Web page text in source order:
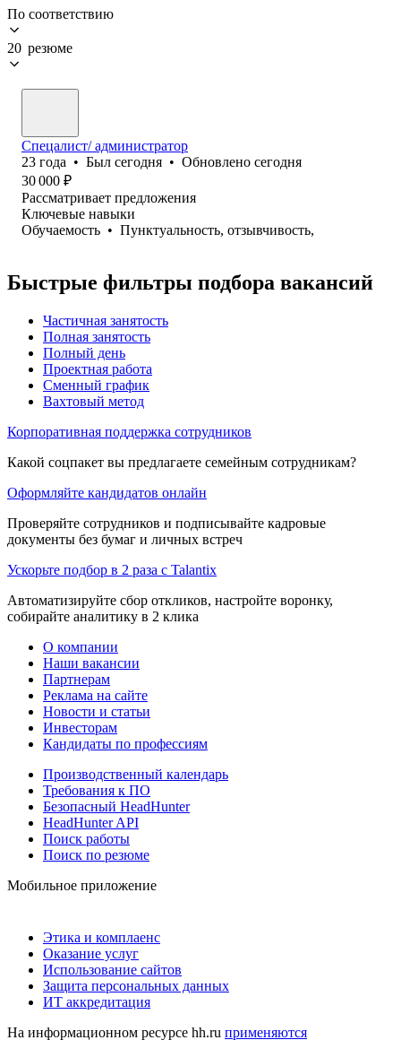
По соответствию
20 резюме
Спецалист/ администратор
23 года • Был сегодня • Обновлено сегодня
30 000 ₽
Рассматривает предложения
Ключевые навыки
Обучаемость • Пунктуальность, отзывчивость,
Быстрые фильтры подбора вакансий
Частичная занятость
Полная занятость
Полный день
Проектная работа
Сменный график
Вахтовый метод
Корпоративная поддержка сотрудников
Какой соцпакет вы предлагаете семейным сотрудникам?
Оформляйте кандидатов онлайн
Проверяйте сотрудников и подписывайте кадровые
документы без бумаг и личных встреч
Ускорьте подбор в 2 раза с Talantix
Автоматизируйте сбор откликов, настройте воронку,
собирайте аналитику в 2 клика
О компании
Наши вакансии
Партнерам
Реклама на сайте
Новости и статьи
Инвесторам
Кандидаты по профессиям
Производственный календарь
Требования к ПО
Безопасный HeadHunter
HeadHunter API
Поиск работы
Поиск по резюме
Мобильное приложение
Этика и комплаенс
Оказание услуг
Использование сайтов
Защита персональных данных
ИТ аккредитация
На информационном ресурсе hh.ru применяются